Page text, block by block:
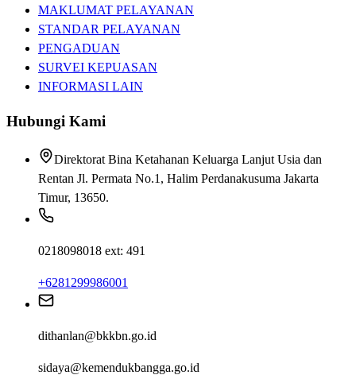
MAKLUMAT PELAYANAN
STANDAR PELAYANAN
PENGADUAN
SURVEI KEPUASAN
INFORMASI LAIN
Hubungi Kami
Direktorat Bina Ketahanan Keluarga Lanjut Usia dan
Rentan Jl. Permata No.1, Halim Perdanakusuma Jakarta
Timur, 13650.
0218098018 ext: 491
+6281299986001
dithanlan@bkkbn.go.id
sidaya@kemendukbangga.go.id